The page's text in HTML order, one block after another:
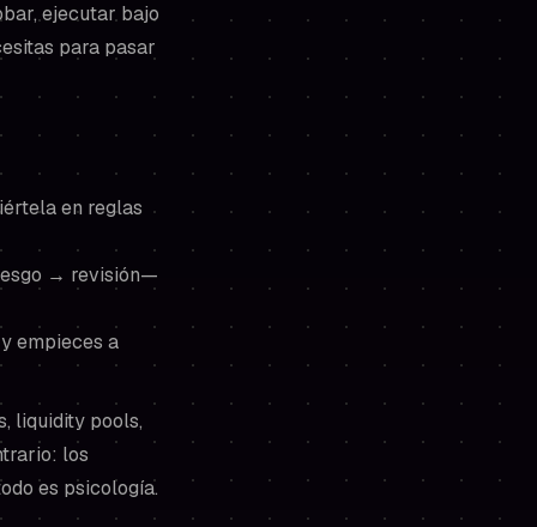
ejecutar bajo
para pasar
en reglas
→ revisión—
empieces a
liquidity pools,
los
es psicología.